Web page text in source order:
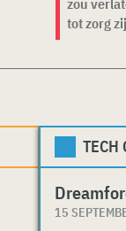
zou
tot zorg
TECH
15